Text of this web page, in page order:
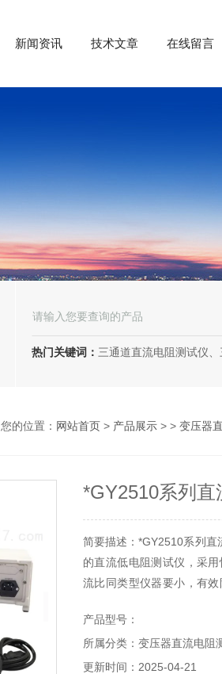
新闻资讯 技术文章 在线留言
热门关键词： 三通道直流电阻测试仪、三回路直流电阻测试仪
您的位置： 网站首页 > 产品展示 > > 变压器
*GY2510系列
简要描述：*GY2510系列
的直流低电阻测试仪，采
流比同类型仪器要小，有
产品型号：
所属分类：变压器直流电阻
更新时间：2025-04-21